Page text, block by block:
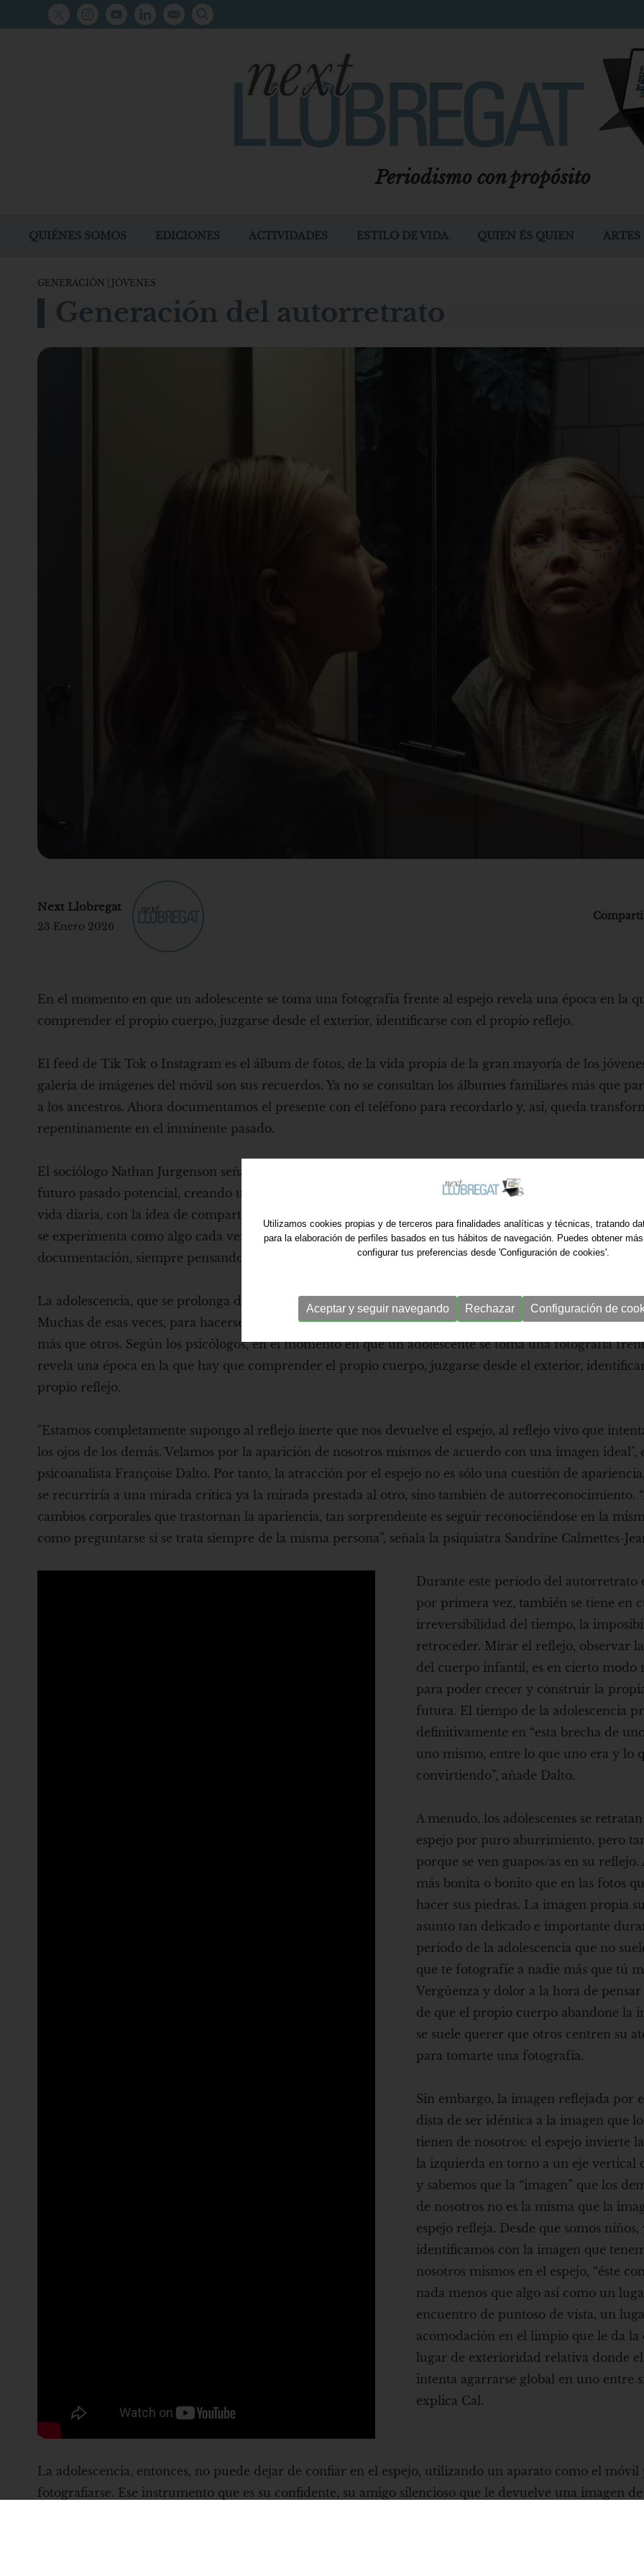
Periodismo con propósito
QUIÉNES SOMOS EDICIONES ACTIVIDADES ESTILO DE VIDA QUIEN ÉS QUIEN ARTES
GENERACIÓN JÓVENES
Generación del autorretrato
Next Llobregat
23 Enero 2026
En el momento en que un adolescente se toma una fotografía frente al espejo revela una época en la
comprender el propio cuerpo, juzgarse desde el exterior, identificarse con el propio reflejo.
El feed de Tik Tok o Instagram es el álbum de fotos, de la vida propia de la gran mayoría de los
galería de imágenes del móvil son sus recuerdos. Ya no se consultan los álbumes familiares más que
a los ancestros. Ahora documentamos el presente con el teléfono para recordarlo y, así, queda
repentinamente en el inminente pasado.
El sociólogo Nathan Jurgenson señala: "nuestra visión documental contemporánea sitúa el presente
futuro pasado potencial, creando una nostalgia por aquí y ahora". Como si documentar, tomar fotos de
vida diaria, con la idea de compartirla y/o recordarla, convirtiera lo que vivimos rápidamente en
se experimenta como algo cada vez más documentable, y quizás también se experimenta al servicio de
documentación, siempre pensando en el nuevo público accesible”.
La adolescencia, que se prolonga durante toda la juventud vital, es una época de mirarse mucho en el
Muchas de esas veces, para hacerse una fotografía, más allá del selfie donde se incurre en todas las
más que otros. Según los psicólogos, en el momento en que un adolescente se toma una fotografía
revela una época en la que hay que comprender el propio cuerpo, juzgarse desde el exterior,
propio reflejo.
"Estamos completamente supongo al reflejo inerte que nos devuelve el espejo, al reflejo vivo que
los ojos de los demás. Velamos por la aparición de nosotros mismos de acuerdo con una imagen ideal",
psicoanalista Françoise Dalto. Por tanto, la atracción por el espejo no es sólo una cuestión de
se recurriría a una mirada crítica ya la mirada prestada al otro, sino también de autorreconocimiento.
cambios corporales que trastornan la apariencia, tan sorprendente es seguir reconociéndose en la
como preguntarse si se trata siempre de la misma persona”, señala la psiquiatra Sandrine Calmettes-
Durante este período del autorretrato
por primera vez, también se tiene en
irreversibilidad del tiempo, la
retroceder. Mirar el reflejo, observar
del cuerpo infantil, es en cierto modo
para poder crecer y construir la
futura. El tiempo de la adolescencia
definitivamente en “esta brecha de
uno mismo, entre lo que uno era y lo
convirtiendo”, añade Dalto.
A menudo, los adolescentes se
espejo por puro aburrimiento, pero
porque se ven guapos/as en su reflejo.
más bonita o bonito que en las fotos
hacer sus piedras. La imagen propia
asunto tan delicado e importante
período de la adolescencia que no
que te fotografíe a nadie más que tú
Vergüenza y dolor a la hora de pensar
de que el propio cuerpo abandone la
se suele querer que otros centren su
para tomarte una fotografía.
Sin embargo, la imagen reflejada por
dista de ser idéntica a la imagen que
tienen de nosotros: el espejo invierte
la izquierda en torno a un eje vertical
y sabemos que la “imagen” que los
de nosotros no es la misma que la
espejo refleja. Desde que somos niños,
identificamos con la imagen que
nosotros mismos en el espejo, “éste
nada menos que algo así como un
encuentro de puntoso de vista, un
acomodación en el limpio que le da la
lugar de exterioridad relativa donde
intenta agarrarse global en uno entre
explica Cal.
La adolescencia, entonces, no puede dejar de confiar en el espejo, utilizando un aparato como el móvil
fotografiarse. Ese instrumento que es su confidente, su amigo silencioso que le devuelve una imagen
Utilizamos cookies propias y de terceros para finalidades analíticas y técnicas, tratando
para la elaboración de perfiles basados en tus hábitos de navegación. Puedes obtener
configurar tus preferencias desde 'Configuración de cookies'.
Aceptar y seguir navegando Rechazar Configuración de